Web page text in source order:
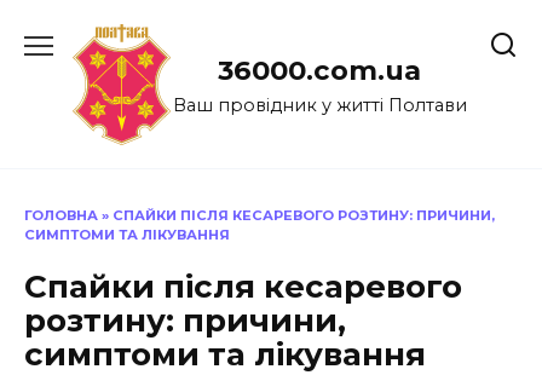
до
36000.com.ua
Ваш провідник у житті Полтави
ГОЛОВНА » СПАЙКИ ПІСЛЯ КЕСАРЕВОГО РОЗТИНУ: ПРИЧИНИ,
СИМПТОМИ ТА ЛІКУВАННЯ
Спайки після кесаревого
розтину: причини,
симптоми та лікування